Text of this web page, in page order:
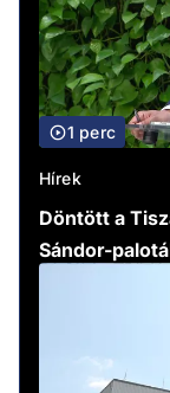
1 perc
Hírek
Döntött a
Sándor-